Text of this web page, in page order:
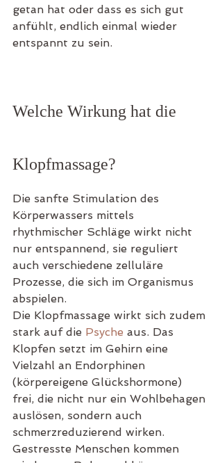
getan hat oder dass es sich gut
anfühlt, endlich einmal wieder
entspannt zu sein.
Welche Wirkung hat die
Klopfmassage?
Die sanfte Stimulation des
Körperwassers mittels
rhythmischer Schläge wirkt nicht
nur entspannend, sie reguliert
auch verschiedene zelluläre
Prozesse, die sich im Organismus
abspielen.
Die Klopfmassage wirkt sich zudem
stark auf die Psyche aus. Das
Klopfen setzt im Gehirn eine
Vielzahl an Endorphinen
(körpereigene Glückshormone)
frei, die nicht nur ein Wohlbehagen
auslösen, sondern auch
schmerzreduzierend wirken.
Gestresste Menschen kommen